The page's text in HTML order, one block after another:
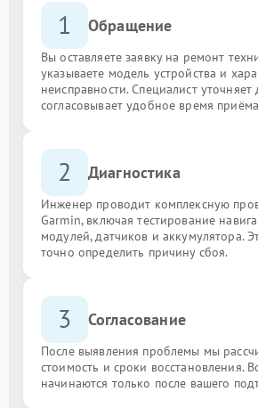
1 Обращение
Вы оставляете заявку на ремонт
указываете модель устройства и
неисправности. Специалист уточняет
согласовывает удобное время
2 Диагностика
Инженер проводит комплексную
Garmin, включая тестирование
модулей, датчиков и аккумулятора.
точно определить причину сбоя.
3 Согласование
После выявления проблемы мы
стоимость и сроки восстановления.
начинаются только после вашего